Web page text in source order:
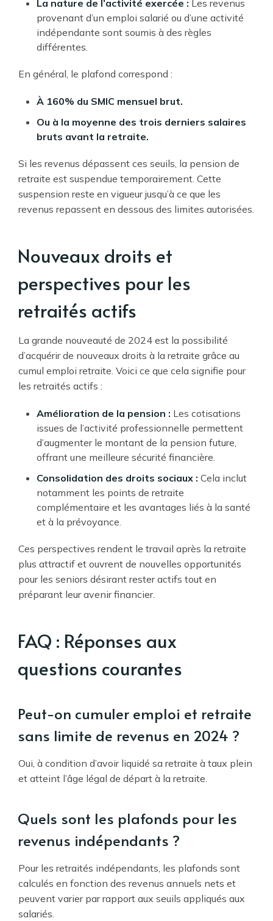
La nature de l’activité exercée : Les revenus
provenant d’un emploi salarié ou d’une activité
indépendante sont soumis à des règles
différentes.
En général, le plafond correspond :
À 160% du SMIC mensuel brut.
Ou à la moyenne des trois derniers salaires
bruts avant la retraite.
Si les revenus dépassent ces seuils, la pension de
retraite est suspendue temporairement. Cette
suspension reste en vigueur jusqu’à ce que les
revenus repassent en dessous des limites autorisées.
Nouveaux droits et
perspectives pour les
retraités actifs
La grande nouveauté de 2024 est la possibilité
d’acquérir de nouveaux droits à la retraite grâce au
cumul emploi retraite. Voici ce que cela signifie pour
les retraités actifs :
Amélioration de la pension : Les cotisations
issues de l’activité professionnelle permettent
d’augmenter le montant de la pension future,
offrant une meilleure sécurité financière.
Consolidation des droits sociaux : Cela inclut
notamment les points de retraite
complémentaire et les avantages liés à la santé
et à la prévoyance.
Ces perspectives rendent le travail après la retraite
plus attractif et ouvrent de nouvelles opportunités
pour les seniors désirant rester actifs tout en
préparant leur avenir financier.
FAQ : Réponses aux
questions courantes
Peut-on cumuler emploi et retraite
sans limite de revenus en 2024 ?
Oui, à condition d’avoir liquidé sa retraite à taux plein
et atteint l’âge légal de départ à la retraite.
Quels sont les plafonds pour les
revenus indépendants ?
Pour les retraités indépendants, les plafonds sont
calculés en fonction des revenus annuels nets et
peuvent varier par rapport aux seuils appliqués aux
salariés.